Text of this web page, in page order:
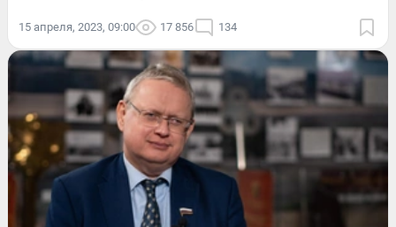
15 апреля, 2023, 09:00 17 856 134